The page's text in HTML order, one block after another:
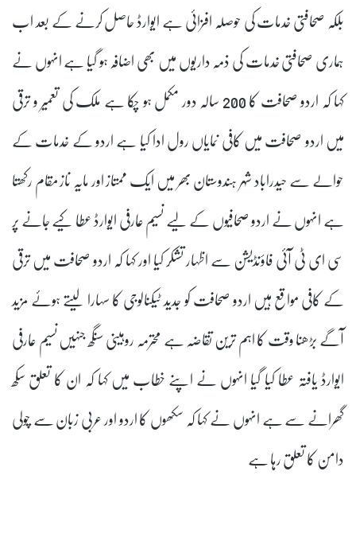
بلکہ صحافتی خدمات کی حوصلہ افزائی ہے ایوارڈ حاصل کرنے کے بعد اب
ہماری صحافتی خدمات کی ذمہ داریوں میں بھی اضافہ ہو گیا ہے انہوں نے
کہا کہ اردو صحافت کا 200 سالہ دور مکمل ہو چکا ہے ملک کی تعمیر و ترقی
میں اردو صحافت میں کافی نمایاں رول ادا کیا ہے اردو کے خدمات کے
حوالے سے حیدراباد شہر ہندوستان بھر میں ایک ممتاز اور مایہ ناز مقام رکھتا
ہے انہوں نے اردو صحافیوں کے لیے نسیم عارفی ایوارڈ عطا کیے جانے پر
سی ای ٹی آئی فاؤنڈیشن سے اظہار تشکر کیا اور کہا کہ اردو صحافت میں ترقی
کے کافی مواقع ہیں اردو صحافت کو جدید ٹیکنالوجی کا سہارا لیتے ہوئے مزید
آگے بڑھنا وقت کا اہم ترین تقاضہ ہے محترمہ روہینی سنگھ جنہیں نسیم عارفی
ایوارڈ یافتہ عطا کیا گیا انہوں نے اپنے خطاب میں کہا کہ ان کا تعلق سکھ
گھرانے سے ہے انہوں نے کہا کہ سکھوں کا اردو اور عربی زبان سے چولی
دامن کا تعلق رہا ہے